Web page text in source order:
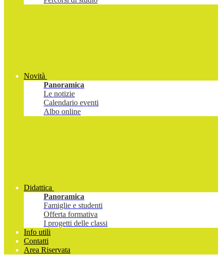
Novità
Panoramica
Le notizie
Calendario eventi
Albo online
Didattica
Panoramica
Famiglie e studenti
Offerta formativa
I progetti delle classi
Info utili
Contatti
Area Riservata